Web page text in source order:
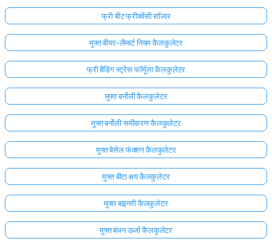
फ्री बीट फ्रीक्वेंसी सॉल्वर
मुफ्त बीयर-लैम्बर्ट नियम कैलकुलेटर
फ्री बेंडिंग स्ट्रेस फॉर्मूला कैलकुलेटर
मुफ्त बर्नोली कैलकुलेटर
मुफ्त बर्नोली समीकरण कैलकुलेटर
मुफ्त बेसेल फंक्शन कैलकुलेटर
मुफ्त बीटा क्षय कैलकुलेटर
मुफ्त बाइनरी कैलकुलेटर
मुफ्त बंधन ऊर्जा कैलकुलेटर